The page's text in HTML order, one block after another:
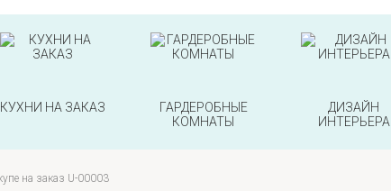
КУХНИ НА ЗАКАЗ
ГАРДЕРОБНЫЕ
КОМНАТЫ
ДИЗАЙН
ИНТЕРЬЕРА
на заказ U-00003